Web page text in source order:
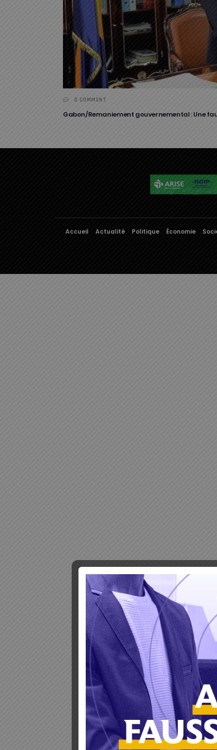
0 COMMENT
Gabon/Remaniement gouvernemental : Une
Accueil Actualité Politique Économie